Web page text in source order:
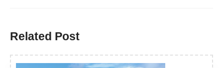
Related Post